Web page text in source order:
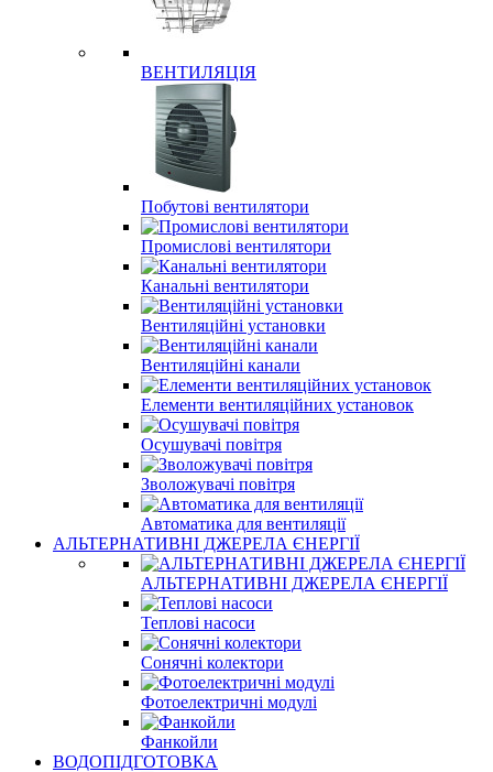
ВЕНТИЛЯЦІЯ
Побутові вентилятори
Промислові вентилятори
Канальні вентилятори
Вентиляційні установки
Вентиляційні канали
Елементи вентиляційних установок
Осушувачі повітря
Зволожувачі повітря
Автоматика для вентиляції
АЛЬТЕРНАТИВНІ ДЖЕРЕЛА ЄНЕРГІЇ
АЛЬТЕРНАТИВНІ ДЖЕРЕЛА ЄНЕРГІЇ
Теплові насоси
Сонячні колектори
Фотоелектричні модулі
Фанкойли
ВОДОПІДГОТОВКА